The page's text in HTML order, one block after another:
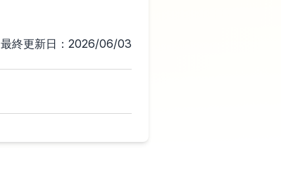
最終更新日：2026/06/03